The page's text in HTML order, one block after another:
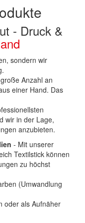
- Druck &
sondern wir
Anzahl an
einer Hand. Das
wir in der Lage,
anzubieten.
- Mit unserer
Textilstick können
zu höchst
(Umwandlung
oder als Aufnäher